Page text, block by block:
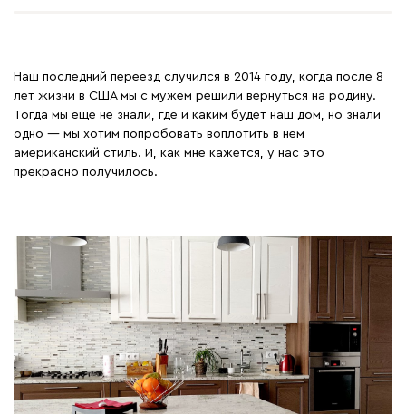
Наш последний переезд случился в 2014 году, когда после 8
лет жизни в США мы с мужем решили вернуться на родину.
Тогда мы еще не знали, где и каким будет наш дом, но знали
одно — мы хотим попробовать воплотить в нем
американский стиль. И, как мне кажется, у нас это
прекрасно получилось.